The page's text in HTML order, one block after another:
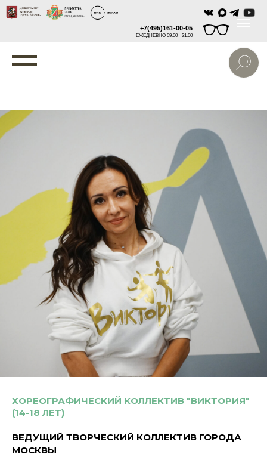
+7(495)161-00-05
ЕЖЕДНЕВНО 09:00 - 21:00
ХОРЕОГРАФИЧЕСКИЙ КОЛЛЕКТИВ "ВИКТОРИЯ"
(14-18 ЛЕТ)
ВЕДУЩИЙ ТВОРЧЕСКИЙ КОЛЛЕКТИВ ГОРОДА
МОСКВЫ